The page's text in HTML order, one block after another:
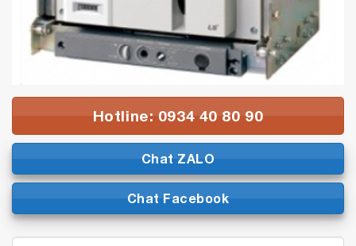
Hotline: 0934 40 80 90
Chat ZALO
Chat Facebook